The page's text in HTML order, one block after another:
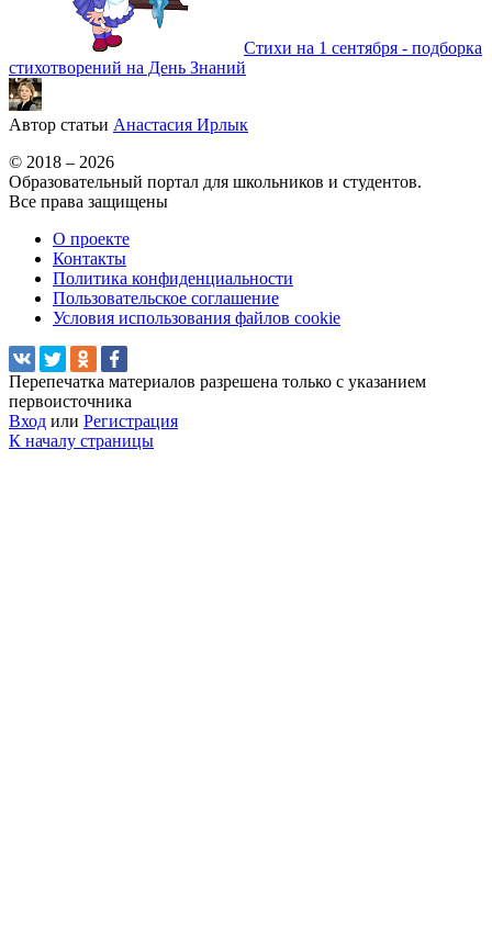
Стихи на 1 сентября - подборка
стихотворений на День Знаний
Автор статьи Анастасия Ирлык
© 2018 – 2026
Образовательный портал для школьников и студентов.
Все права защищены
О проекте
Контакты
Политика конфиденциальности
Пользовательское соглашение
Условия использования файлов cookie
Перепечатка материалов разрешена только с указанием
первоисточника
Вход или Регистрация
К началу страницы